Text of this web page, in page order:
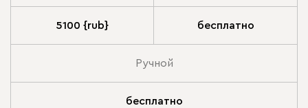
5100 {rub} бесплатно
Ручной
бесплатно